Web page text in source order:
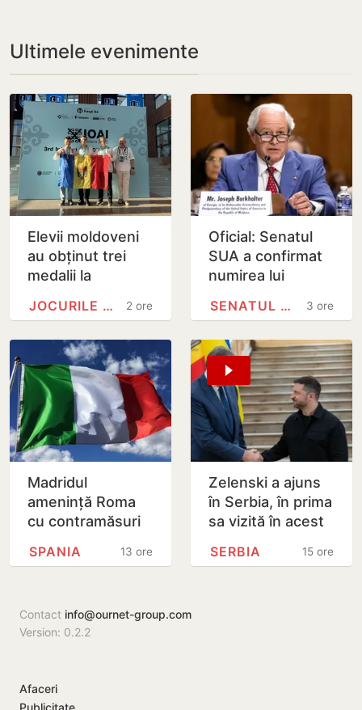
Ultimele evenimente
Elevii moldoveni
au obținut trei
medalii la
Internațională de
Artificială din…
2 ore
JOCURILE OLIMPICE
Oficial: Senatul
SUA a confirmat
numirea lui
Burkhalter în
ambasador în
Republica…
3 ore
SENATUL SUA
Madridul
amenință Roma
cu contramăsuri
renunță la
13 ore
SPANIA
Zelenski a ajuns
în Serbia, în prima
sa vizită în acest
tradițional al
15 ore
SERBIA
Contact info@ournet-group.com
Version: 0.2.2
Afaceri
Publicitate